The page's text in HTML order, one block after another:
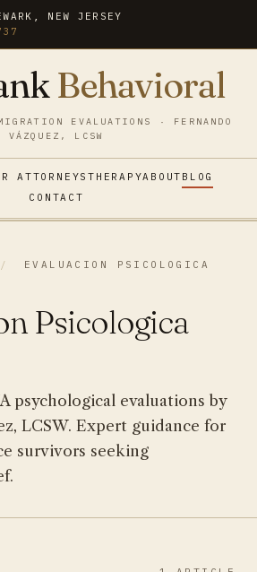
NEW JERSEY
Behavioral
EVALUATIONS · FERNANDO
VÁZQUEZ, LCSW
ATTORNEYSTHERAPYABOUT BLOG
CONTACT
/
EVALUACION PSICOLOGICA
Psicologica
psychological evaluations by
LCSW. Expert guidance for
survivors seeking